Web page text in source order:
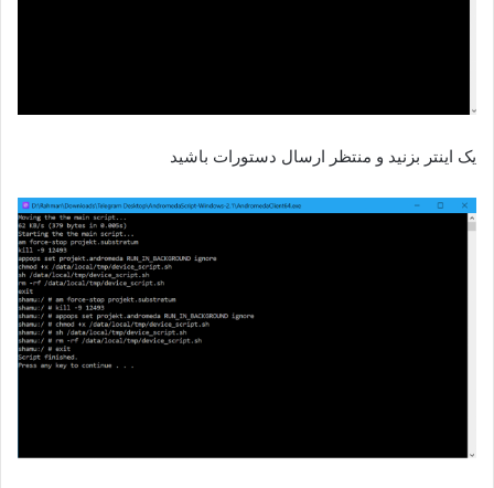
یک اینتر بزنید و منتظر ارسال دستورات باشید